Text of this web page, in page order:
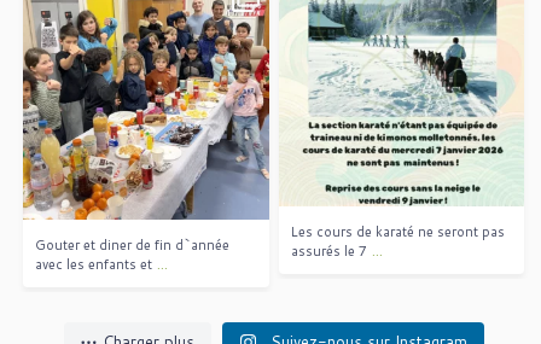
Les cours de karaté ne seront pas
assurés le 7
...
Les cours de karaté ne seront pas
assurés le 7 ...
Gouter et diner de fin d`année
avec les enfants et
...
Gouter et diner de fin d`année
avec les enfants et ...